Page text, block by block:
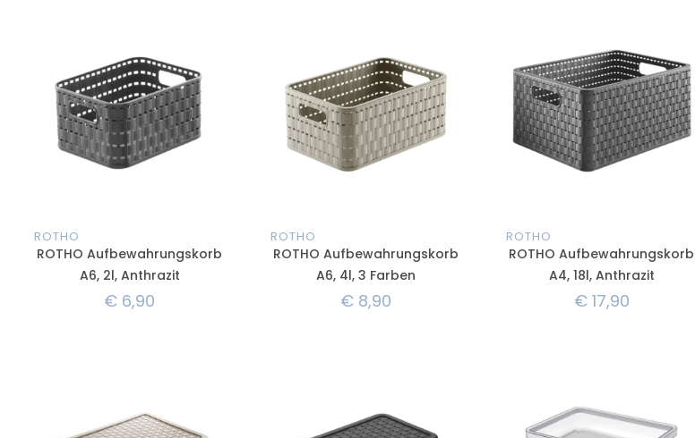
ROTHO
ROTHO Aufbewahrungskorb
A6, 2l, Anthrazit
€ 6,90
ROTHO
ROTHO Aufbewahrungskorb
A6, 4l, 3 Farben
€8,90
ROTHO
ROTHO Aufbewahrungskorb
A4, 18l, Anthrazit
€17,90